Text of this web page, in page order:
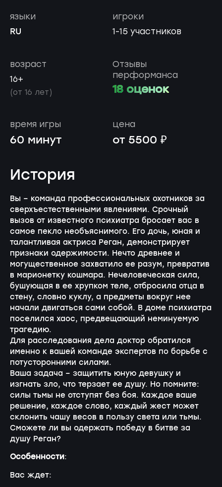
игроки
1-15 участников
языки
RU
возраст
16+
(от 16 лет)
Отзывы
перформанса
18 оценок
время игры
60 минут
цена
от 5500 ₽
История
Вы – команда профессиональных охотников за
сверхъестественными явлениями. Срочный
вызов от известного психиатра бросает вас в
самое пекло необъяснимого. Его дочь, юная и
талантливая актриса Реган, демонстрирует
признаки одержимости. Нечто древнее и
могущественное захватило ее разум, превратив
в марионетку кошмара. Нечеловеческая сила,
бушующая в ее хрупком теле, отбросила отца в
стену, словно куклу, а предметы вокруг нее
начали двигаться сами собой. В доме психиатра
поселился хаос, предвещающий неминуемую
трагедию.
Для расследования дела доктор обратился
именно к вашей команде экспертов по борьбе с
потусторонними силами.
Ваша задача – защитить юную девушку и
изгнать зло, что терзает ее душу. Но помните:
силы тьмы не отступят без боя. Каждое ваше
решение, каждое слово, каждый жест может
склонить чашу весов в пользу света или тьмы.
Сможете ли вы одержать победу в битве за
душу Реган?
Особенности:
Вас ждет: